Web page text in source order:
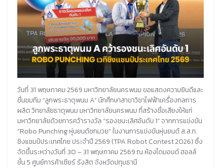
วันที่ 31 พฤษภาคม 2569 มหาวิทยาลัยนครพนม ขอแสดงความยินดีและ
ชื่นชมทีม “ลูกพระธาตุพนม A” นักศึกษาสาขาวิชาไฟฟ้าเครื่องกลการ
ผลิต วิทยาลัยธาตุพนม มหาวิทยาลัยนครพนม ที่สร้างชื่อเสียงให้แก่
มหาวิทยาลัยด้วยการคว้ารางวัล “รองชนะเลิศอันดับ 1” จากการแข่งขัน
“Robo Punching หุ่นยนต์ชกมวย” ในงานการแข่งขันหุ่นยนต์ ส.ส.ท.
ชิงแชมป์ประเทศไทย ประจำปี 2569 (TPA Robot Contest 2026) ซึ่ง
จัดขึ้นระหว่างวันที่ 30 – 31 พฤษภาคม 2569 ณ ห้องไดมอนด์ ฮอลล์
ชั้น 5 ศูนย์การค้าเซียร์ รังสิต จังหวัดปทุมธานี